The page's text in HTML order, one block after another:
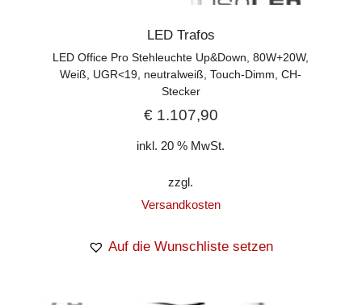
LED Trafos
LED Office Pro Stehleuchte Up&Down, 80W+20W,
Weiß, UGR<19, neutralweiß, Touch-Dimm, CH-
Stecker
€1.107,90
inkl. 20 % MwSt.
zzgl.
Versandkosten
Auf die Wunschliste setzen